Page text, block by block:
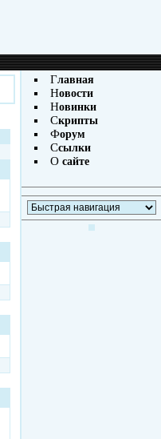
Главная
Новости
Новинки
Скрипты
Форум
Ссылки
Осайте